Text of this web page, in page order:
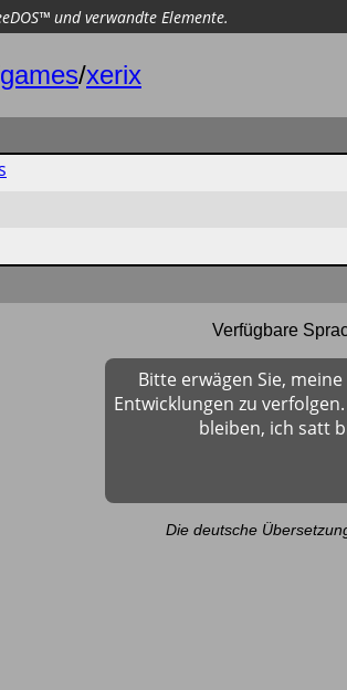
und verwandte Elemente.
games/xerix
Verfügbare
Bitte erwägen Sie,
Entwicklungen zu
bleiben, ich satt
Die deutsche